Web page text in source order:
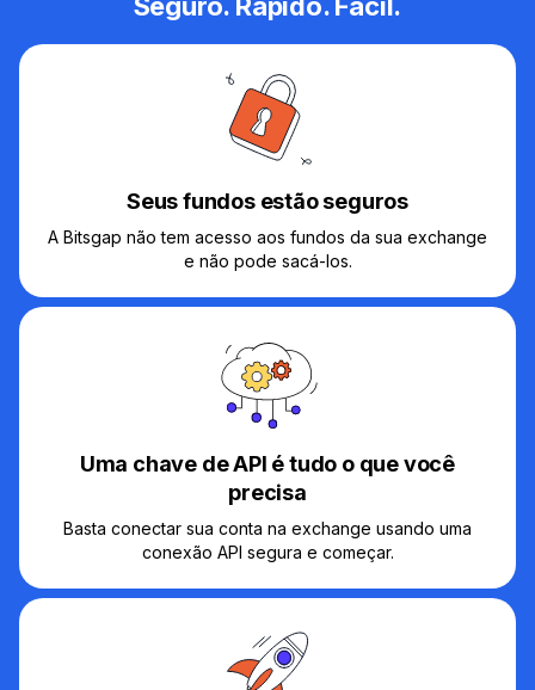
Seus fundos estão seguros
A Bitsgap não tem acesso aos fundos da sua exchange
e não pode sacá-los.
Uma chave de API é tudo o que você
precisa
Basta conectar sua conta na exchange usando uma
conexão API segura e começar.